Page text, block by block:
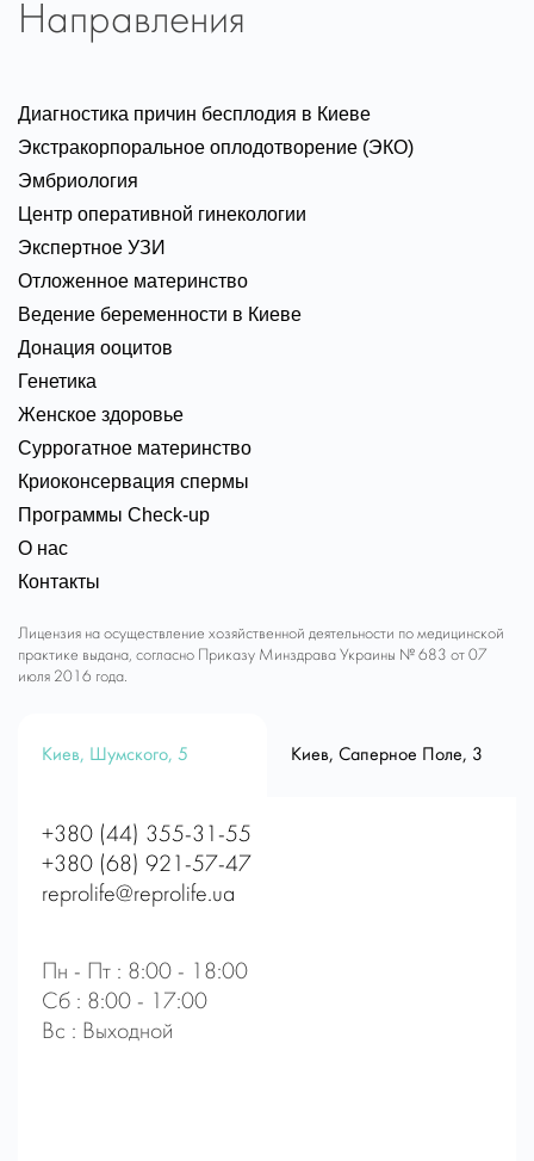
Направления
Диагностика причин бесплодия в Киеве
Экстракорпоральное оплодотворение (ЭКО)
Эмбриология
Центр оперативной гинекологии
Экспертное УЗИ
Отложенное материнство
Ведение беременности в Киеве
Донация ооцитов
Генетика
Женское здоровье
Суррогатное материнство
Криоконсервация спермы
Программы Check-up
О нас
Контакты
Лицензия на осуществление хозяйственной деятельности по медицинской
практике выдана, согласно Приказу Минздрава Украины № 683 от 07
июля 2016 года.
Киев, Шумского, 5 Киев, Саперное Поле, 3
+380 (44) 355-31-55
+380 (68) 921-57-47
reprolife@reprolife.ua
Пн - Пт : 8:00 - 18:00
Сб : 8:00 - 17:00
Вс : Выходной